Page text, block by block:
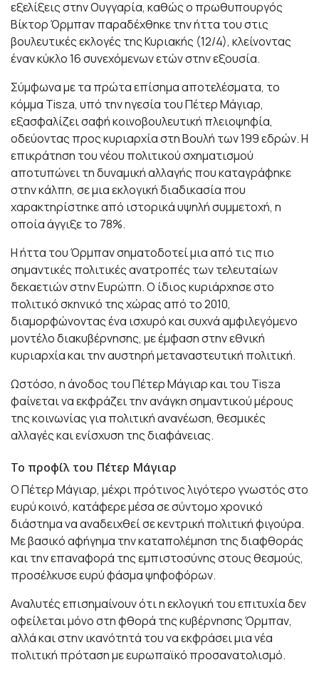
εξελίξεις στην Ουγγαρία, καθώς ο πρωθυπουργός
Βίκτορ Όρμπαν παραδέχθηκε την ήττα του στις
βουλευτικές εκλογές της Κυριακής (12/4), κλείνοντας
έναν κύκλο 16 συνεχόμενων ετών στην εξουσία.
Σύμφωνα με τα πρώτα επίσημα αποτελέσματα, το
κόμμα Tisza, υπό την ηγεσία του Πέτερ Μάγιαρ,
εξασφαλίζει σαφή κοινοβουλευτική πλειοψηφία,
οδεύοντας προς κυριαρχία στη Βουλή των 199 εδρών. Η
επικράτηση του νέου πολιτικού σχηματισμού
αποτυπώνει τη δυναμική αλλαγής που καταγράφηκε
στην κάλπη, σε μια εκλογική διαδικασία που
χαρακτηρίστηκε από ιστορικά υψηλή συμμετοχή, η
οποία άγγιξε το 78%.
Η ήττα του Όρμπαν σηματοδοτεί μια από τις πιο
σημαντικές πολιτικές ανατροπές των τελευταίων
δεκαετιών στην Ευρώπη. Ο ίδιος κυριάρχησε στο
πολιτικό σκηνικό της χώρας από το 2010,
διαμορφώνοντας ένα ισχυρό και συχνά αμφιλεγόμενο
μοντέλο διακυβέρνησης, με έμφαση στην εθνική
κυριαρχία και την αυστηρή μεταναστευτική πολιτική.
Ωστόσο, η άνοδος του Πέτερ Μάγιαρ και του Tisza
φαίνεται να εκφράζει την ανάγκη σημαντικού μέρους
της κοινωνίας για πολιτική ανανέωση, θεσμικές
αλλαγές και ενίσχυση της διαφάνειας.
Το προφίλ του Πέτερ Μάγιαρ
Ο Πέτερ Μάγιαρ, μέχρι πρότινος λιγότερο γνωστός στο
ευρύ κοινό, κατάφερε μέσα σε σύντομο χρονικό
διάστημα να αναδειχθεί σε κεντρική πολιτική φιγούρα.
Με βασικό αφήγημα την καταπολέμηση της διαφθοράς
και την επαναφορά της εμπιστοσύνης στους θεσμούς,
προσέλκυσε ευρύ φάσμα ψηφοφόρων.
Αναλυτές επισημαίνουν ότι η εκλογική του επιτυχία δεν
οφείλεται μόνο στη φθορά της κυβέρνησης Όρμπαν,
αλλά και στην ικανότητά του να εκφράσει μια νέα
πολιτική πρόταση με ευρωπαϊκό προσανατολισμό.